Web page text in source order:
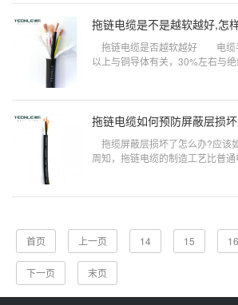
为大家详细介绍一...
拖链电缆是否越软越好 电缆
以上与铜导体有关，30%左右与
说，导体越细，...
拖缆屏蔽层损坏了怎么办?应
周知，拖链电缆的制造工艺比普
素。 拖链电缆屏蔽...
首页 上一页 14 15 16
下一页 末页